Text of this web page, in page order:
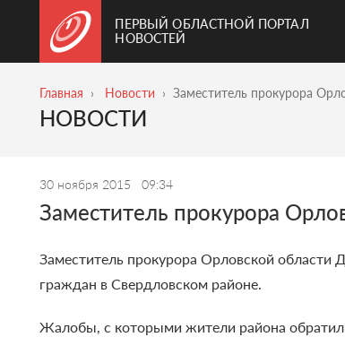
ПЕРВЫЙ ОБЛАСТНОЙ ПОРТАЛ
НОВОСТЕЙ
Главная Новости Заместитель прокурора
НОВОСТИ
30 ноября 2015 09:34
Заместитель прокурора
Заместитель прокурора Орловской
граждан в Свердловском районе.
Жалобы, с которыми жители района